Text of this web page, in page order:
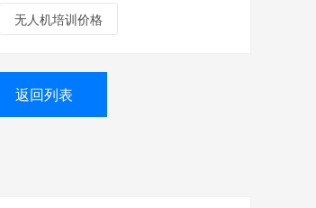
无人机培训价格
返回列表